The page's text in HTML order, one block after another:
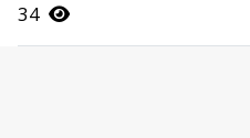
34